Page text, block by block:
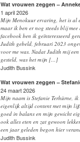
Wat vrouwen zeggen –
1 april 2026
Mijn Menokuur ervaring, het is
maar ik ben er nog steeds blij
facebook ben ik geïnteresseerd
Judith gebeld, februari 2023
voor me was. Nadat Judith mij
gesteld, was het mijn […]
Judith Bussink
Wat vrouwen zeggen –
24 maart 2026
Mijn naam is Stefanie Terhürne,
eigenlijk altijd content met mijn
goed in balans en mijn gewicht
ook alles eten en zat gewoon
een jaar geleden begon hier
Judith Bussink